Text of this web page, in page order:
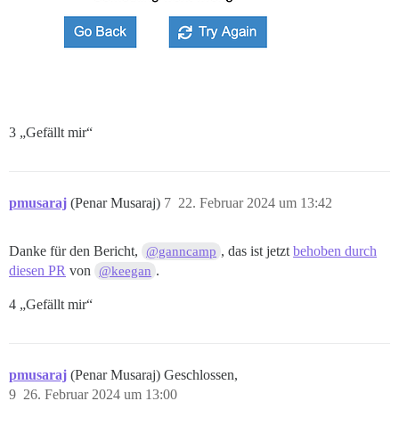
3 „Gefällt mir“
pmusaraj (Penar Musaraj) 22. Februar 2024 um 13:42
7
Danke für den Bericht, @ganncamp , das ist jetztbehoben durch
diesen PR von @keegan .
4 „Gefällt mir“
pmusaraj (Penar Musaraj) Geschlossen,
26. Februar 2024 um 13:00
9